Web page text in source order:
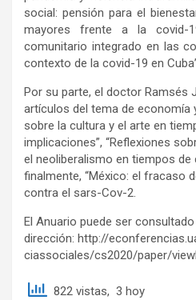
social: pensión para el
mayores frente a la covid-
comunitario integrado en las
contexto de la covid-19 en
Por su parte, el doctor Ramsés
artículos del tema de economía
sobre la cultura y el arte en
implicaciones”, “Reflexiones
el neoliberalismo en tiempos de
finalmente, “México: el fracaso
contra el sars-Cov-2.
El Anuario puede ser
dirección: http://
ciassociales/cs2020/paper/
822 vistas, 3 hoy